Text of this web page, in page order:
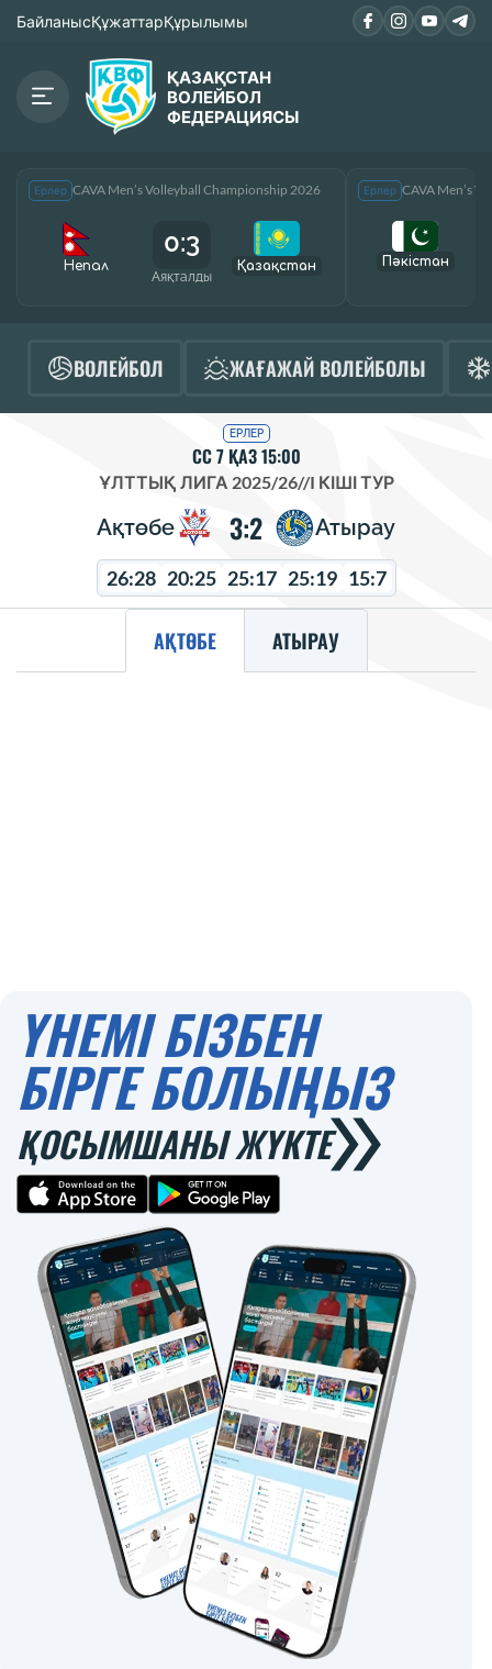
БайланысҚұжаттарҚұрылымы
ҚАЗАҚСТАН
ВОЛЕЙБОЛ
ФЕДЕРАЦИЯСЫ
Ерлер CAVA Men’s Volleyball Championship 2026
Непал
0:3
Аяқталды
Қазақcтан
Ерлер CAVA Men’s
Пәкістан
ВОЛЕЙБОЛ ЖАҒАЖАЙ ВОЛЕЙБОЛЫ
ЕРЛЕР
СС 7 ҚАЗ 15:00
ҰЛТТЫҚ ЛИГА 2025/26//I КІШІ ТУР
Ақтөбе 3:2 Атырау
26:28 20:25 25:17 25:19 15:7
АҚТӨБЕ АТЫРАУ
ҮНЕМІ БІЗБЕН
БІРГЕ БОЛЫҢЫЗ
ҚОСЫМШАНЫ ЖҮКТЕ